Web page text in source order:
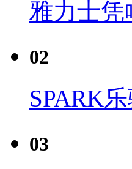
雅力士凭
02
SPARK
03